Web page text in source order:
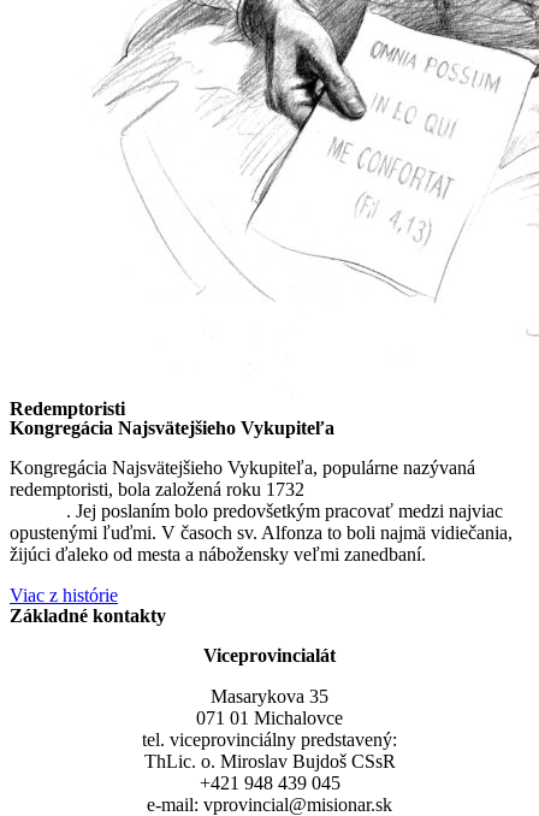
Redemptoristi
Kongregácia Najsvätejšieho Vykupiteľa
Kongregácia Najsvätejšieho Vykupiteľa, populárne nazývaná
redemptoristi, bola založená roku 1732
. Jej poslaním bolo predovšetkým pracovať medzi najviac
opustenými ľuďmi. V časoch sv. Alfonza to boli najmä vidiečania,
žijúci ďaleko od mesta a nábožensky veľmi zanedbaní.
Viac z histórie
Základné kontakty
Viceprovincialát
Masarykova 35
071 01 Michalovce
tel. viceprovinciálny predstavený:
ThLic. o. Miroslav Bujdoš CSsR
+421 948 439 045
e-mail: vprovincial@misionar.sk